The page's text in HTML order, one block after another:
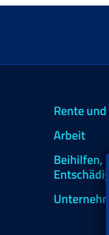
Rente
Arbeit
Beihilfen,